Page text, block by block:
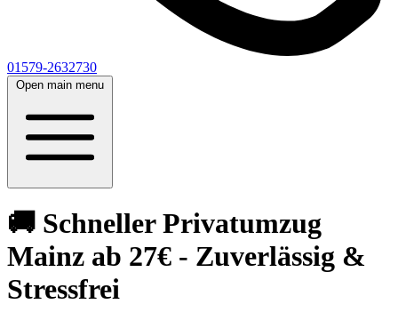
01579-2632730
Open main menu
🚚 Schneller Privatumzug
Mainz ab 27€ - Zuverlässig &
Stressfrei